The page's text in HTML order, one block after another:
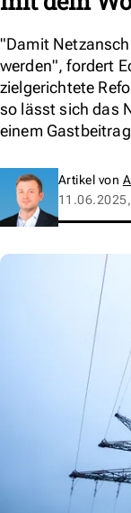
"Damit
werden", fordert
zielgerichtete
so lässt sich das
einem
Artikel von